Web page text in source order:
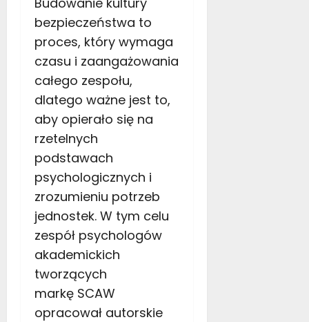
bezpieczeństwa to
proces, który wymaga
czasu i zaangażowania
całego zespołu,
dlatego ważne jest to,
aby opierało się na
rzetelnych
podstawach
psychologicznych i
zrozumieniu potrzeb
jednostek. W tym celu
zespół psychologów
akademickich
tworzących
markę SCAW
opracował autorskie